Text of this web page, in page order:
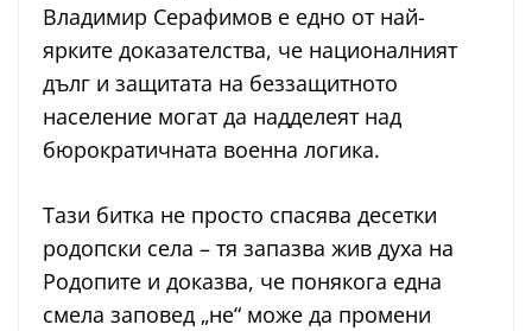
Владимир Серафимов е едно от най-
ярките доказателства, че националният
дълг и защитата на беззащитното
население могат да надделеят над
бюрократичната военна логика.
Тази битка не просто спасява десетки
родопски села – тя запазва жив духа на
Родопите и доказва, че понякога една
смела заповед „не“ може да промени